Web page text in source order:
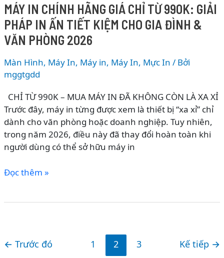
ĐA
150K
KHI
THANH
TOÁN
QUA
CÁCH
SĂN
DEAL
CÔNG
GIÁ
MÁY IN CHÍNH HÃNG GIÁ CHỈ TỪ 990K: GIẢI
PHÁP IN ẤN TIẾT KIỆM CHO GIA ĐÌNH &
VĂN PHÒNG 2026
Màn Hình, Máy In, Máy in, Máy In, Mực In / Bởi
mggtgdd
CHỈ TỪ 990K – MUA MÁY IN ĐÃ KHÔNG CÒN LÀ XA XỈ
Trước đây, máy in từng được xem là thiết bị “xa xỉ” chỉ
dành cho văn phòng hoặc doanh nghiệp. Tuy nhiên,
trong năm 2026, điều này đã thay đổi hoàn toàn khi
người dùng có thể sở hữu máy in
MÁY
TỪ
Đọc thêm »
← Trước đó 1 2 3 Kế tiếp →